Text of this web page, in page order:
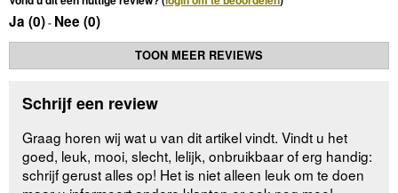
Ja (0)- Nee (0)
TOON MEER REVIEWS
Schrijf een review
Graag horen wij wat u van dit artikel vindt. Vindt u het
goed, leuk, mooi, slecht, lelijk, onbruikbaar of erg handig:
schrijf gerust alles op! Het is niet alleen leuk om te doen